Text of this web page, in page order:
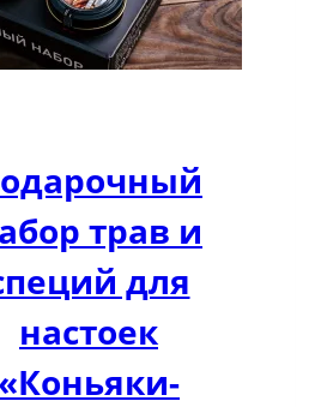
трав и
для
настоек
«Коньяки-